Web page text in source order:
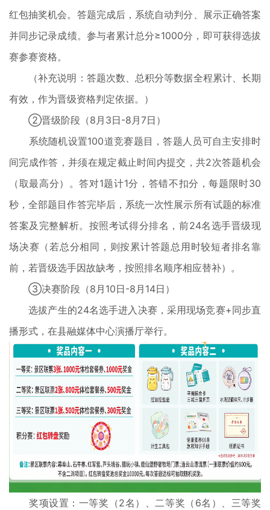
红包抽奖机会。答题完成后，系统自动判分、展示正确答案
并同步记录成绩。参与者累计总分≥1000分，即可获得选拔
赛参赛资格。
（补充说明：答题次数、总积分等数据全程累计、长期
有效，作为晋级资格判定依据。）
②晋级阶段（8月3日-8月7日）
系统随机设置100道竞赛题目，答题人员可自主安排时
间完成作答，并须在规定截止时间内提交，共2次答题机会
（取最高分）。答对1题计1分，答错不扣分，每题限时30
秒，全部题目作答完毕后，系统一次性展示所有试题的标准
答案及完整解析。按照考试得分排名，前24名选手晋级现
场决赛（若总分相同，则按累计答题总用时较短者排名靠
前，若晋级选手因故缺考，按照排名顺序相应替补）。
③决赛阶段（8月10日-8月14日）
选拔产生的24名选手进入决赛，采用现场竞赛+同步直
播形式，在县融媒体中心演播厅举行。
奖项设置：一等奖（2名）、二等奖（6名）、三等奖